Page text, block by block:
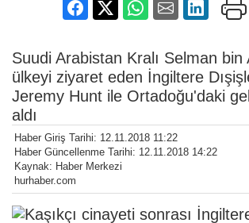
Suudi Arabistan Kralı Selman bin
ülkeyi ziyaret eden İngiltere
Jeremy Hunt ile Ortadoğu'daki
aldı
Haber Giriş Tarihi: 12.11.2018 11:22
Haber Güncellenme Tarihi: 12.11.2018 14:22
Kaynak: Haber Merkezi
hurhaber.com